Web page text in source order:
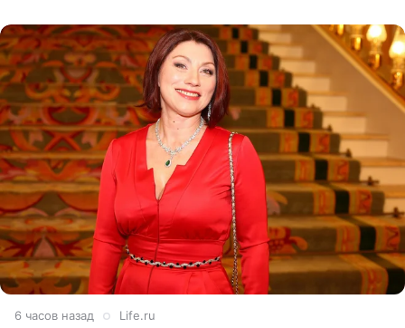
6 часов назад Life.ru